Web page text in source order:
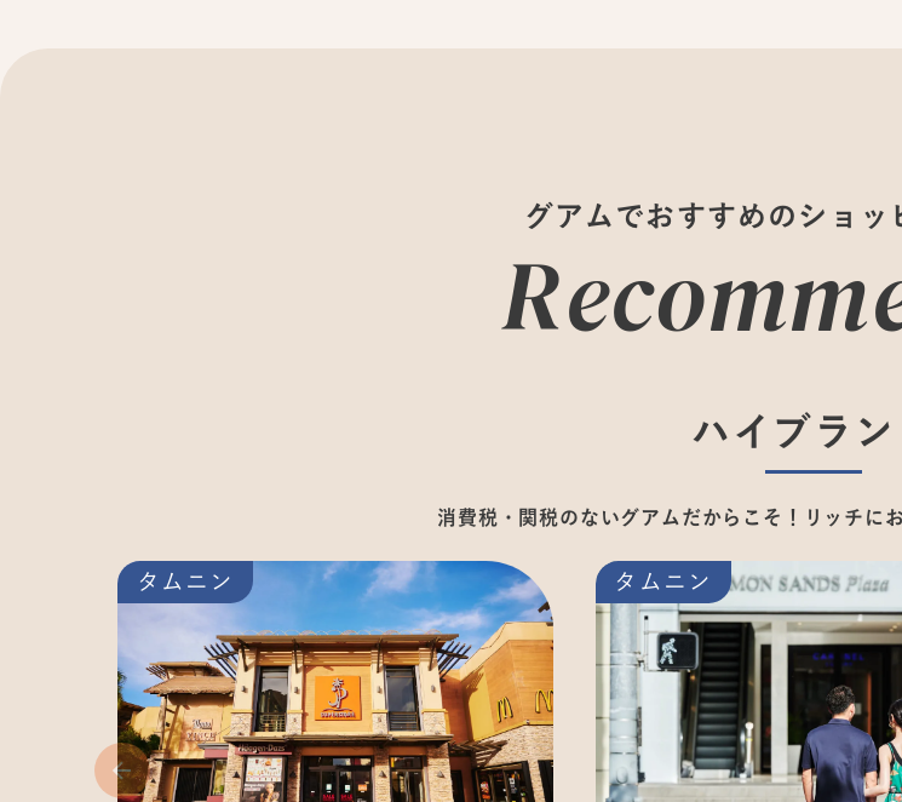
グアムでおすすめのショッ
ハイブラン
消費税・関税のないグアムだからこそ！ リッチに
タムニン タムニン